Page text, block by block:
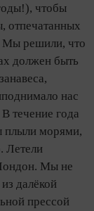
чтобы
отпечатанных
Мы решили, что
должен быть
нас
В течение года
плыли морями,
Летели
Мы не
далёкой
прессой